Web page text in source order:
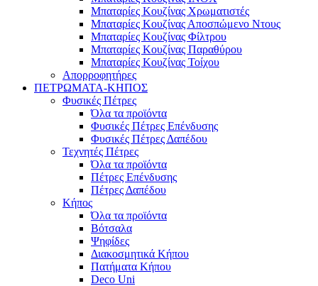
Μπαταρίες Κουζίνας Χρωματιστές
Μπαταρίες Κουζίνας Αποσπώμενο Ντους
Μπαταρίες Κουζίνας Φίλτρου
Μπαταρίες Κουζίνας Παραθύρου
Μπαταρίες Κουζίνας Τοίχου
Απορροφητήρες
ΠΕΤΡΩΜΑΤΑ-ΚΗΠΟΣ
Φυσικές Πέτρες
Όλα τα προϊόντα
Φυσικές Πέτρες Επένδυσης
Φυσικές Πέτρες Δαπέδου
Τεχνητές Πέτρες
Όλα τα προϊόντα
Πέτρες Επένδυσης
Πέτρες Δαπέδου
Κήπος
Όλα τα προϊόντα
Βότσαλα
Ψηφίδες
Διακοσμητικά Κήπου
Πατήματα Κήπου
Deco Uni